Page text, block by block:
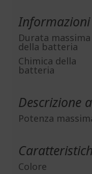
Durata massima
della batteria
Chimica della
batteria
Descrizione
Potenza
Colore